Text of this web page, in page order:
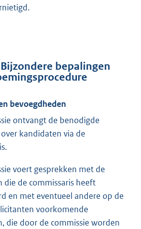
bepalingen
bevoegdheden
ontvangt de benodigde
kandidaten via de
voert gesprekken met de
die de commissaris heeft
en met eventueel andere op de
voorkomende
die door de commissie worden